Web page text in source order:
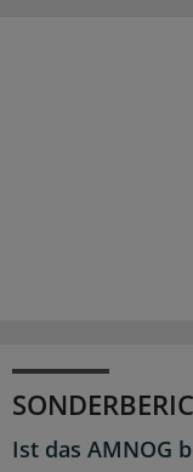
Ist das AMNOG